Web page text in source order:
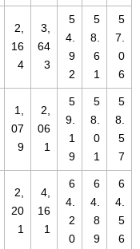
2,
16
4
3,
64
3
5
4.
9
2
5
8.
6
1
5
7.
0
6
1,
07
9
2,
06
1
5
9.
1
9
5
8.
0
1
5
8.
5
7
2,
20
1
4,
16
1
6
4.
2
0
6
4.
8
9
6
4.
5
6